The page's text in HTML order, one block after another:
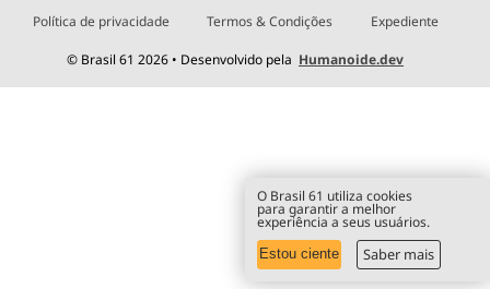
Política de privacidade Termos & Condições Expediente
© Brasil 61 2026 • Desenvolvido pela Humanoide.dev
O Brasil 61 utiliza cookies
para garantir a melhor
experiência a seus usuários.
Estou ciente Saber mais